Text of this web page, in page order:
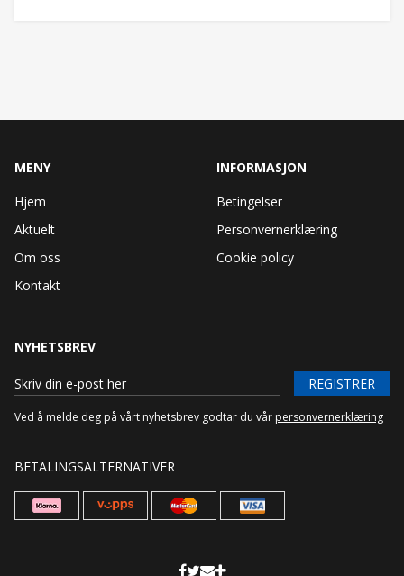
MENY
Hjem
Aktuelt
Om oss
Kontakt
INFORMASJON
Betingelser
Personvernerklæring
Cookie policy
NYHETSBREV
REGISTRER
Ved å melde deg på vårt nyhetsbrev godtar du vår personvernerklæring
BETALINGSALTERNATIVER